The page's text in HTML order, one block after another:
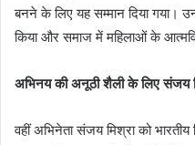
बनने के लिए यह सम्मान दिया गया।
किया और समाज में महिलाओं के
अभिनय की अनूठी शैली के लिए संजय
वहीं अभिनेता संजय मिश्रा को